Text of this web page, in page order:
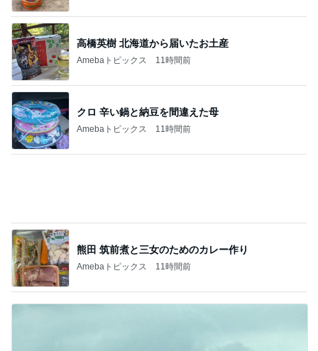
高橋英樹 北海道から届いたお土産
Amebaトピックス 11時間前
クロ 辛い鍋と納豆を間違えた母
Amebaトピックス 11時間前
熊田 筑前煮と三女のためのカレー作り
Amebaトピックス 11時間前